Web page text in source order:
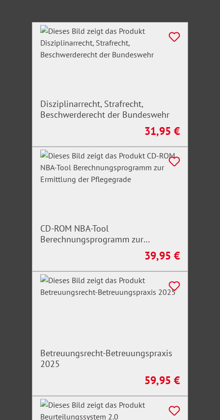
Produktgalerie überspringen
Disziplinarrecht, Strafrecht,
Beschwerderecht der Bundeswehr
Regulärer Preis:
31,95 €
CD-ROM NBA-Tool
Berechnungsprogramm zur
Regulärer Preis:
39,95 €
Betreuungsrecht-Betreuungspraxis
2025
Regulärer Preis:
59,95 €